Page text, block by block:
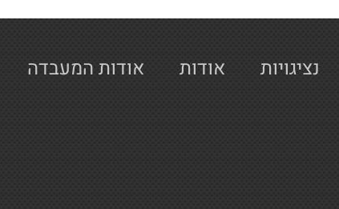
נציגויות אודות אודות המעבדה